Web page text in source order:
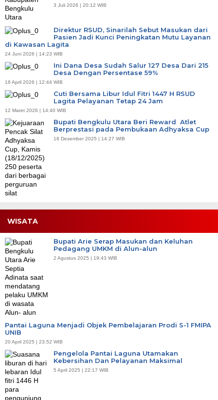
3 Juli 2026 | 20:12 WIB
Direktur RSUD, Sinarilah Sebut Masukan dari
Pasien Jadi Kunci Peningkatan Mutu Layanan
di Kawasan Lagita
24 Juni 2026 | 14:23 WIB
Ini Dana Desa Sudah Salur 127 Desa Dari 215
Desa Dengan Persentase 59%
16 April 2026 | 12:44 WIB
Cuti Bersama Libur Idul Fitri 1447 H RSUD
Lagita Pelayanan Tetap 24 Jam
12 Maret 2026 | 14:40 WIB
Bupati Bengkulu Utara Beri Reward Atlet
Berprestasi pada Pembukaan Adhyaksa Cup
18 Desember 2025 | 14:27 WIB
WISATA
Bupati Arie Serap Masukan dan Keluhan
Pedagang UMKM di Alun-alun
2 Agustus 2025 | 19:43 WIB
Pantai Laguna Menjadi Objek Pembelajaran Prodi S-1 FMIPA
UNIB
20 April 2025 | 23:52 WIB
Pengelola Pantai Laguna Utamakan
Kebersihan Dan Pelayanan Maksimal
5 April 2025 | 22:17 WIB